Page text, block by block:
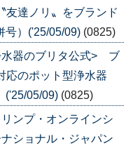
達ノリ〟をブランド
号）('25/05/09) (0825)
水器のブリタ公式> ブ
応のポット型浄水器
('25/05/09) (0825)
ンプ・オンラインシ
ショナル・ジャパン